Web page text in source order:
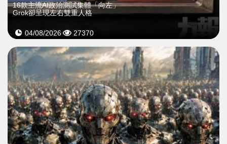
16款主流AI政治測試集體「向左」
Grok卻呈現左右雙重人格
04/08/2026 27370